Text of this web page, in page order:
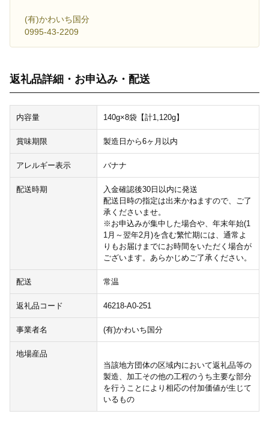
(有)かわいち国分
0995-43-2209
返礼品詳細・お申込み・配送
内容量 140g×8袋【計1,120g】
賞味期限 製造日から6ヶ月以内
アレルギー表示 バナナ
配送時期
入金確認後30日以内に発送
配送日時の指定は出来かねますので、ご了
承くださいませ。
※お申込みが集中した場合や、年末年始(1
1月～翌年2月)を含む繁忙期には、通常よ
りもお届けまでにお時間をいただく場合が
ございます。あらかじめご了承ください。
配送 常温
返礼品コード 46218-A0-251
事業者名 (有)かわいち国分
地場産品
当該地方団体の区域内において返礼品等の
製造、加工その他の工程のうち主要な部分
を行うことにより相応の付加価値が生じて
いるもの